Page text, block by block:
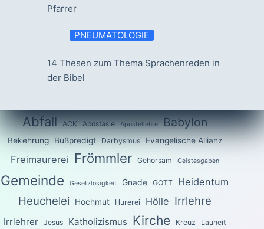
Pfarrer
PNEUMATOLOGIE
14 Thesen zum Thema Sprachenreden in
der Bibel
Abfall ACK Apostasie Apostellehre Babylon
Bekehrung Bußpredigt Darbysmus Evangelische Allianz
Freimaurerei Frömmler Gehorsam Geistesgaben
Gemeinde Gesetzlosigkeit Gnade GOTT Heidentum
Heuchelei Hochmut Hurerei Hölle Irrlehre
Irrlehrer Jesus Katholizismus Kirche Kreuz Lauheit